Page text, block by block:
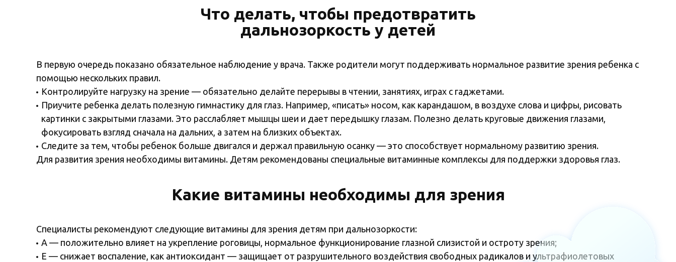
Что делать, чтобы предотвратить
дальнозоркость у детей
В первую очередь показано обязательное наблюдение у врача. Также родители могут поддерживать нормальное развитие зрения ребенка с
помощью нескольких правил.
Контролируйте нагрузку на зрение — обязательно делайте перерывы в чтении, занятиях, играх с гаджетами.
Приучите ребенка делать полезную гимнастику для глаз. Например, «писать» носом, как карандашом, в воздухе слова и цифры, рисовать
картинки с закрытыми глазами. Это расслабляет мышцы шеи и дает передышку глазам. Полезно делать круговые движения глазами,
фокусировать взгляд сначала на дальних, а затем на близких объектах.
Следите за тем, чтобы ребенок больше двигался и держал правильную осанку — это способствует нормальному развитию зрения.
Для развития зрения необходимы витамины. Детям рекомендованы специальные витаминные комплексы для поддержки здоровья глаз.
Какие витамины необходимы для зрения
Специалисты рекомендуют следующие витамины для зрения детям при дальнозоркости:
А — положительно влияет на укрепление роговицы, нормальное функционирование глазной слизистой и остроту зрения;
Е — снижает воспаление, как антиоксидант — защищает от разрушительного воздействия свободных радикалов и ультрафиолетовых